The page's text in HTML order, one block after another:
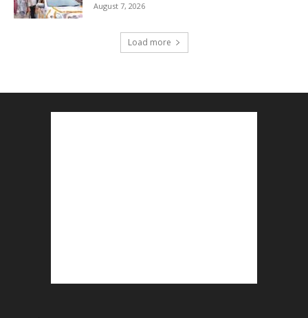
August 7, 2026
Load more